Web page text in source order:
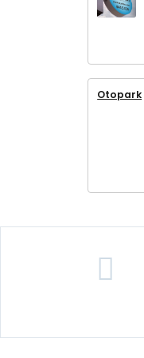
Otopark